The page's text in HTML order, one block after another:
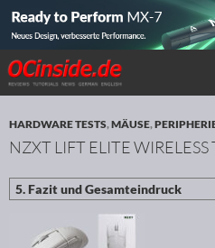
Redaktion ocinside.de PC
Suchen
ZUM INHALT SPRINGEN
HARDWARE TESTS,MÄUSE,
NZXT LIFT ELITE WIRELESS